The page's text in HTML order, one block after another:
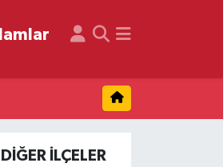
İLÇELER